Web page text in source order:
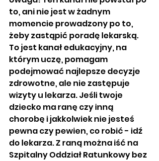
to, ani nie jest w żadnym
momencie prowadzony po to,
żeby zastąpić poradę lekarską.
To jest kanał edukacyjny, na
którym uczę, pomagam
podejmować najlepsze decyzje
zdrowotne, ale nie zastępuje
wizyty u lekarza. Jeśli twoje
dziecko ma ranę czy inną
chorobę i jakkolwiek nie jesteś
pewna czy pewien, co robić - idź
do lekarza. Z raną można iść na
Szpitalny Oddział Ratunkowy bez